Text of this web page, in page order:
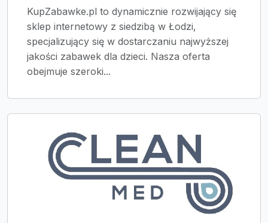
KupZabawke.pl to dynamicznie rozwijający się
sklep internetowy z siedzibą w Łodzi,
specjalizujący się w dostarczaniu najwyższej
jakości zabawek dla dzieci. Nasza oferta
obejmuje szeroki...